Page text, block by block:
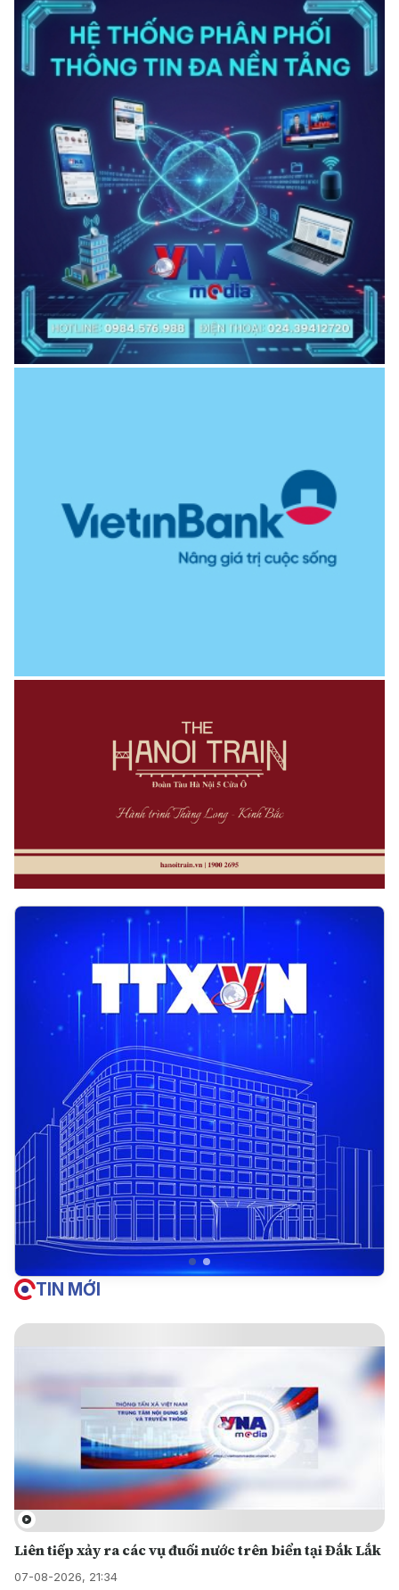
TIN MỚI
Liên tiếp xảy ra các vụ đuối nước trên biển tại Đắk Lắk
07-08-2026, 21:34